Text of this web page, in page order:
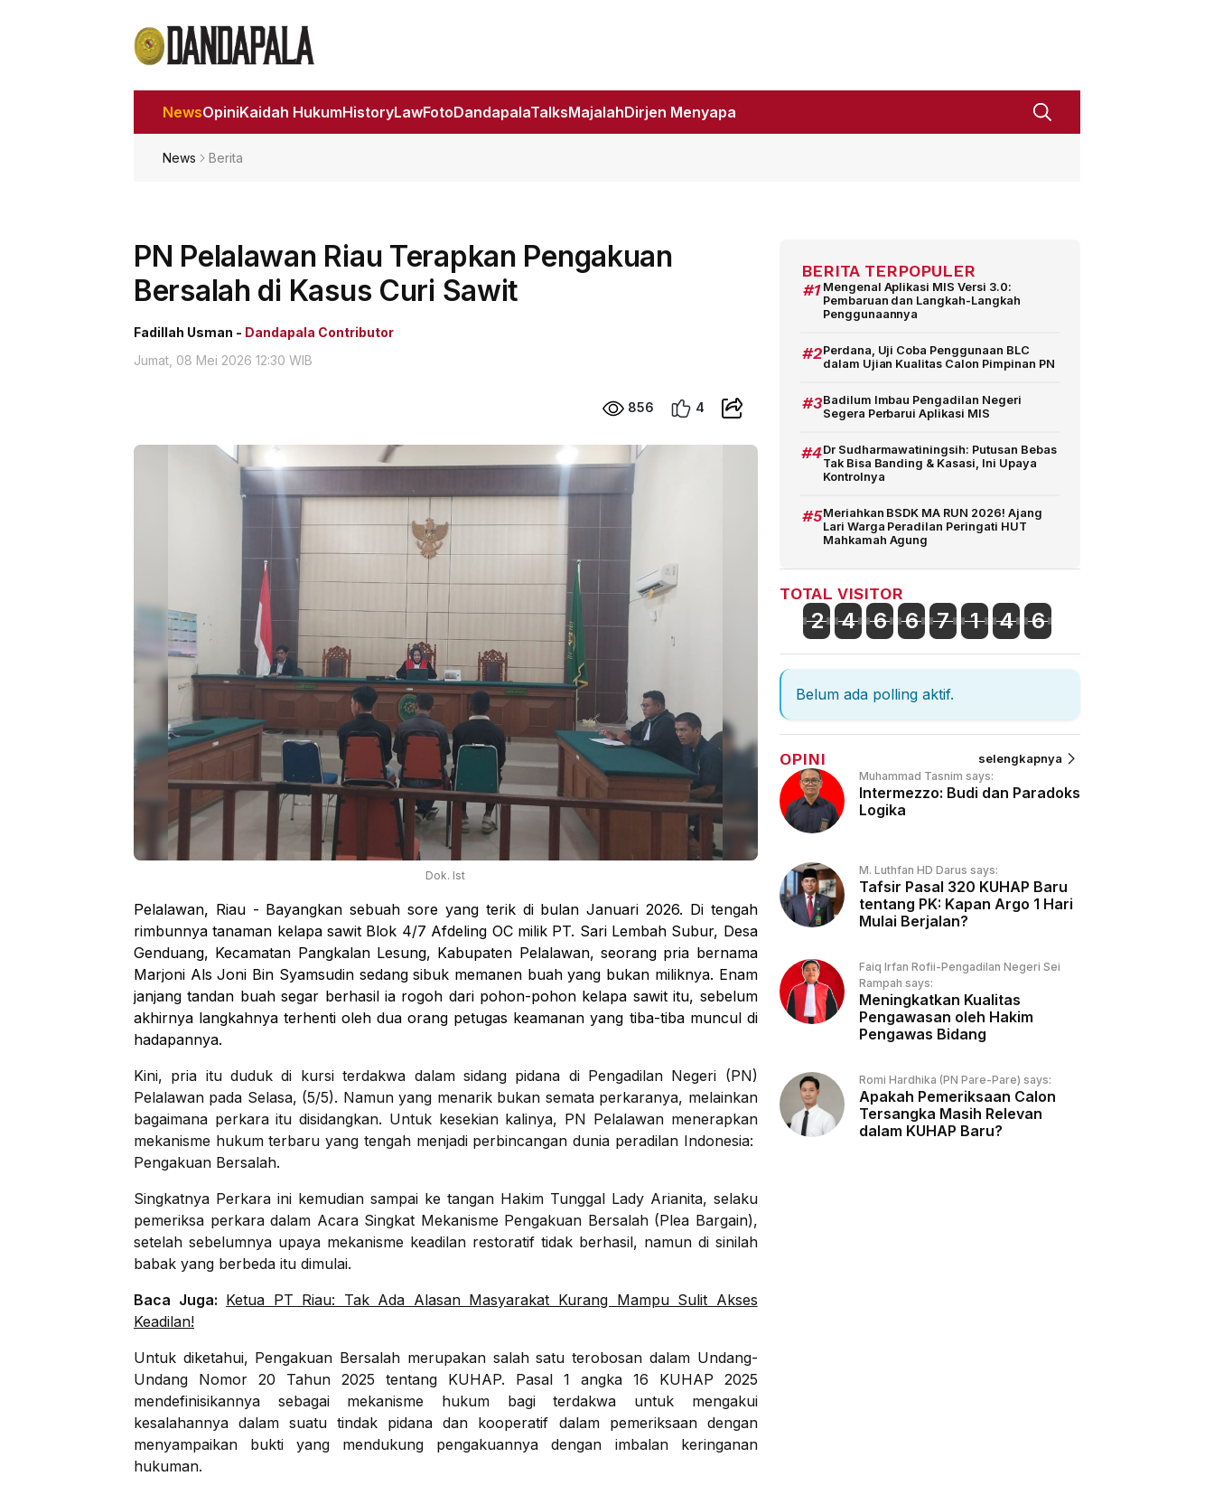
NewsOpiniKaidah HukumHistoryLawFotoDandapalaTalksMajalahDirjen Menyapa
News Berita
PN Pelalawan Riau Terapkan Pengakuan
Bersalah di Kasus Curi Sawit
Fadillah Usman - Dandapala Contributor
Jumat, 08 Mei 2026 12:30 WIB
856 4
Dok. Ist
Pelalawan, Riau - Bayangkan sebuah sore yang terik di bulan Januari 2026. Di tengah
rimbunnya tanaman kelapa sawit Blok 4/7 Afdeling OC milik PT. Sari Lembah Subur, Desa
Genduang, Kecamatan Pangkalan Lesung, Kabupaten Pelalawan, seorang pria bernama
Marjoni Als Joni Bin Syamsudin sedang sibuk memanen buah yang bukan miliknya. Enam
janjang tandan buah segar berhasil ia rogoh dari pohon-pohon kelapa sawit itu, sebelum
akhirnya langkahnya terhenti oleh dua orang petugas keamanan yang tiba-tiba muncul di
hadapannya.
Kini, pria itu duduk di kursi terdakwa dalam sidang pidana di Pengadilan Negeri (PN)
Pelalawan pada Selasa, (5/5). Namun yang menarik bukan semata perkaranya, melainkan
bagaimana perkara itu disidangkan. Untuk kesekian kalinya, PN Pelalawan menerapkan
mekanisme hukum terbaru yang tengah menjadi perbincangan dunia peradilan Indonesia:
Pengakuan Bersalah.
Singkatnya Perkara ini kemudian sampai ke tangan Hakim Tunggal Lady Arianita, selaku
pemeriksa perkara dalam Acara Singkat Mekanisme Pengakuan Bersalah (Plea Bargain),
setelah sebelumnya upaya mekanisme keadilan restoratif tidak berhasil, namun di sinilah
babak yang berbeda itu dimulai.
Baca Juga: Ketua PT Riau: Tak Ada Alasan Masyarakat Kurang Mampu Sulit Akses
Keadilan!
Untuk diketahui, Pengakuan Bersalah merupakan salah satu terobosan dalam Undang-
Undang Nomor 20 Tahun 2025 tentang KUHAP. Pasal 1 angka 16 KUHAP 2025
mendefinisikannya sebagai mekanisme hukum bagi terdakwa untuk mengakui
kesalahannya dalam suatu tindak pidana dan kooperatif dalam pemeriksaan dengan
menyampaikan bukti yang mendukung pengakuannya dengan imbalan keringanan
hukuman.
BERITA TERPOPULER
#1 Mengenal Aplikasi MIS Versi 3.0:
Pembaruan dan Langkah-Langkah
Penggunaannya
#2Perdana, Uji Coba Penggunaan BLC
dalam Ujian Kualitas Calon Pimpinan PN
#3Badilum Imbau Pengadilan Negeri
Segera Perbarui Aplikasi MIS
#4Dr Sudharmawatiningsih: Putusan Bebas
Tak Bisa Banding & Kasasi, Ini Upaya
Kontrolnya
#5Meriahkan BSDK MA RUN 2026! Ajang
Lari Warga Peradilan Peringati HUT
Mahkamah Agung
TOTAL VISITOR
2 4 6 6 7 1 4 6
Belum ada polling aktif.
OPINI selengkapnya
Muhammad Tasnim says:
Intermezzo: Budi dan Paradoks
Logika
M. Luthfan HD Darus says:
Tafsir Pasal 320 KUHAP Baru
tentang PK: Kapan Argo 1 Hari
Mulai Berjalan?
Faiq Irfan Rofii-Pengadilan Negeri Sei
Rampah says:
Meningkatkan Kualitas
Pengawasan oleh Hakim
Pengawas Bidang
Romi Hardhika (PN Pare-Pare) says:
Apakah Pemeriksaan Calon
Tersangka Masih Relevan
dalam KUHAP Baru?